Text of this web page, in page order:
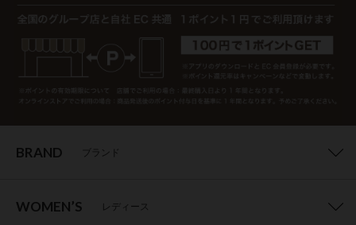
BRAND ブランド
WOMEN’S レディース